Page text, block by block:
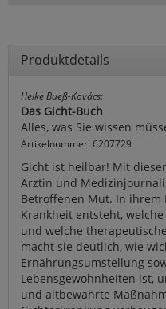
Produktdetails
Heike Bueß-Kovács:
Das Gicht-Buch
Alles, was Sie wissen
Artikelnummer: 6207729
Gicht ist heilbar! Mit
Ärztin und
Betroffenen Mut. In ihrem
Krankheit entsteht,
und welche
macht sie deutlich, wie
Ernährungsumstellung
Lebensgewohnheiten ist,
und altbewährte